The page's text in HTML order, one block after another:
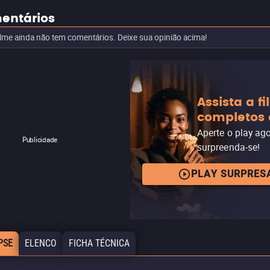
ainda não tem comentários. Deixe sua opinião acima!
Publicidade
Assista a
completos
Aperte o play
surpreenda-se!
PLAY
ELENCO FICHA TÉCNICA